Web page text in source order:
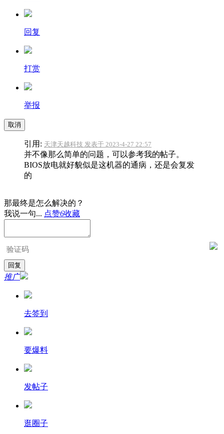
回复
打赏
举报
取消
引用: 天津天越科技 发表于 2023-4-27 22:57
并不像那么简单的问题，可以参考我的帖子。
BIOS放电就好貌似是这机器的通病，还是会复发
的
那最终是怎么解决的？
我说一句... 点赞6收藏
推广
去签到
要爆料
发帖子
逛圈子